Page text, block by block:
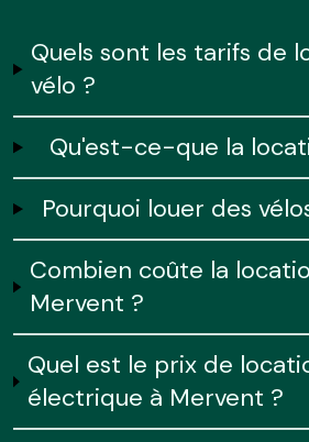
Quels sont les tarifs de
vélo ?
Qu'est-ce-que la
Pourquoi louer des
Combien coûte la
Mervent ?
Quel est le prix de
électrique à Mervent ?